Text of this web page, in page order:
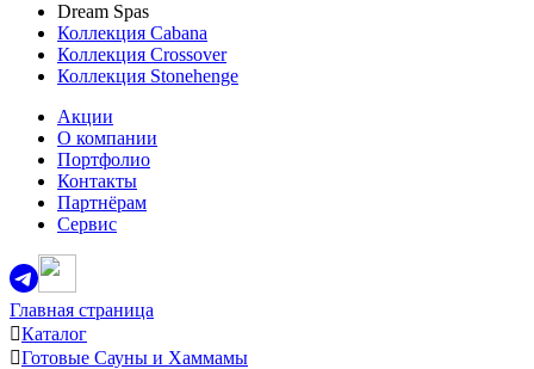
Dream Spas
Коллекция Cabana
Коллекция Crossover
Коллекция Stonehenge
Акции
О компании
Портфолио
Контакты
Партнёрам
Сервис
Главная страница
Каталог
Готовые Сауны и Хаммамы